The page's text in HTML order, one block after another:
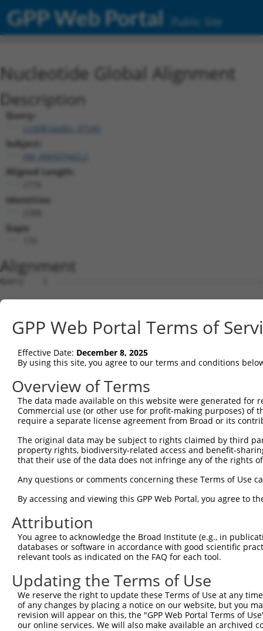
GPP Web Portal Public Site
Nucleotide Global Alignment
Description
Query:
ccsbBroadEn_07245
Subject:
XM_006507443.2
Aligned Length:
Identities:
Gaps:
Alignment
Query    1  --------------------------------------------------------------------------  0
                                                                                      
Sbjct    1  ATGTTGGAAAGTGTGAGGGACACAGGAGCGACCTGCATACCTGAGCCTCCGAGAGAGAAGCTGCACTCTGGCAT  74

Query    1  ----------------------------------ATGGCTTCTGATGCTAGTCATGCGCTGGAAGCTGCCCTGG  40
                                              |||.|||||||.|||||||||..|||||||||||||||||
Sbjct   75  CCAGCAGCAGGAGACTAAGCAGATAAAAGGAGCCATGACTTCTGACGCTAGTCATATGCTGGAAGCTGCCCTGG  148

Query   41  AGCAAATGGACGGGATCATTGCAGGCACTAAAACAGGTGCAGATCTTAGTGATGGTACTTGTGAGCCTGGACTG  114
            ||||.|||||||||||||||||||||||||||||||.|||||||.|||||||||||||.|||||||||||.|||
Sbjct  149  AGCAGATGGACGGGATCATTGCAGGCACTAAAACAGCTGCAGATTTTAGTGATGGTACCTGTGAGCCTGGGCTG  222

Query  115  GCTTCCCCGGCCTCCTACATGAACCCCTTCCCGGTGCTCCATCTCATCGAGGACTTGAGGCTGGCCTTGGAGAT  188
            .||.||||..||.|||.|.|||||.||.|.||.||||||||||||||.||||||.||||.||.|||||||||||
Sbjct  223  TCTCCCCCATCCACCTGCTTGAACTCCATGCCTGTGCTCCATCTCATTGAGGACCTGAGACTAGCCTTGGAGAT  296

Query  189  GCTGGAGCTTCCTCAGGAGAGAGCAGCCCTCCTGAGCCAGATCCCTGGCCCAACAGCTGCCTACATAAAGGAAT  262
            |.|||..|||||||||||.||||.||||||||||||||||.|||||||||||||||||.|||||||||||||.|
Sbjct  297  GTTGGCACTTCCTCAGGAAAGAGAAGCCCTCCTGAGCCAGGTCCCTGGCCCAACAGCTACCTACATAAAGGAGT  370

Query  263  GGTTTGAAGAGAGCTTGTCCCAGGTAAACCACCACAGTGCTGCTAGTAATGAAACCTACCAGGAACGCTTGGCA  336
            |||||||.||.|||||||||||||||||.||||||.||||||||||||||||||||||||||||||||.|||||
Sbjct  371  GGTTTGAGGACAGCTTGTCCCAGGTAAATCACCACGGTGCTGCTAGTAATGAAACCTACCAGGAACGCCTGGCA  444

Query  337  CGTCTAGAAGGGGATAAGGAGTCCCTCATATTGCAGGTGAGTGTCATCACAGACCAAGTAGAAGCCCAGGGAGA  410
            ||.||||||||.|||||.||||||||||||.|.||||||||.|||.|||||||.|||||.||||||||.|||||
Sbjct  445  CGGCTAGAAGGAGATAAAGAGTCCCTCATACTACAGGTGAGCGTCCTCACAGATCAAGTGGAAGCCCAAGGAGA  518

Query  411  AAAGATTCGAGACCTGGAAGTGTGTCTGGAAGGACACCAGGTGAAACTCAATGCTGCTGAAGAGATGCTTCAAC  484
            .||||||||.|||||.|||||||||||||||||.|||||||||||.|||||||||||.||||||||||||||.|
Sbjct  519  GAAGATTCGGGACCTTGAAGTGTGTCTGGAAGGCCACCAGGTGAAGCTCAATGCTGCAGAAGAGATGCTTCAGC  592

Query  485  AGGAGCTGCTAAGCCGCACATCTCTTGAGACCCAGAAGCTCGATCTGATGACTGAAGTGTCTGAGCTGAAGCTC  558
            |||||||||||||.|||||||||||.||||||||||||.|.||||||||||||||.||||||||||||||||||
Sbjct  593  AGGAGCTGCTAAGTCGCACATCTCTGGAGACCCAGAAGTTGGATCTGATGACTGAGGTGTCTGAGCTGAAGCTC  666

Query  559  AAGCTGGTTGGCATGGAGAAGGAGCAGAGAGAGCAGGAGGAGAAGCAGAGAAAAGCAGAGGAGTTACTGCAAGA  632
            |||||||||||.|||||.||.||.||||.|||.||.||.||.||.|||||||||||||||||||||||||||||
Sbjct  667  AAGCTGGTTGGTATGGAAAAAGAACAGAAAGAACAAGAAGAAAAACAGAGAAAAGCAGAGGAGTTACTGCAAGA  740

Query  633  GCTCAGGCACCTCAAAATCAAAGTGGAAGAGTTGGAAAATGAAAGGAATCAGTATGAATGGAAGCTAAAGGCCA  706
            |||.|.|||||||||||||||.|||||.|||.||||.||.||..||||.||||||||.|||.||||.|||||||
Sbjct  741  GCTTAAGCACCTCAAAATCAAGGTGGAGGAGCTGGAGAACGAGCGGAACCAGTATGAGTGGGAGCTGAAGGCCA  814

Query  707  CTAAGGCTGAAGTCGCCCAGCTGCAAGAACAGGTGGCCCTGAAAGATGCAGAAATTGAGCGTCTGCACAGCCAG  780
            |.||||||||.||.||||||||||||||||||||||||||.|||||||||||||||||||||||.|||||||||
Sbjct  815  CCAAGGCTGAGGTAGCCCAGCTGCAAGAACAGGTGGCCCTAAAAGATGCAGAAATTGAGCGTCTCCACAGCCAG  888

Query  781  CTCTCCCGGACAGCAGCTCTCCACAGTGAGAGTCACACAGAGAGAGACCAAGAAATTCAACGTCTGAAAATGGG  854
            ||||||||||..||||||||||||||.||   .||..|||||.||||.||||||||.||.||||||||||||||
Sbjct  889  CTCTCCCGGAGTGCAGCTCTCCACAGCGA---CCATGCAGAGCGAGATCAAGAAATCCACCGTCTGAAAATGGG  959

Query  855  GATGGAAACTTTGCTGCTTGCCAATGAAGATAAGGACCGTCGGATAGAGGAGCTTACGGGGCTGTTAAACCAGT  928
            |||||||||..|||||.||||||||||.||||||||||||||||||||||||||.||.||||||||.|||.|||
Sbjct  960  GATGGAAACACTGCTGGTTGCCAATGAGGATAAGGACCGTCGGATAGAGGAGCTGACAGGGCTGTTGAACAAGT  1033

Query  929  ACCGGAAGGTAAAGGAGATTGTGATGGTCACTCAAGGGCCTTCGGAGAGAACTCTCTCAATCAATGAAGAAGAA  1002
            |||..|.||||||||||||||||||||..|||||.||||||||.||.|||||.|||||.|||||||||||.|||
Sbjct 1034  ACCTAAGGGTAAAGGAGATTGTGATGGCAACTCAGGGGCCTTCAGAAAGAACCCTCTCCATCAATGAAGATGAA  1107

Query 1003  CCGGAGGGAGGTTTCAGCAAGTGGAACGCTACAAATAAGGACCCTGAAGAATTATTTAAACAAGAGATGCCTCC  1076
            ...||||||.|.|||.|.||.|||||..|.||||||||...|||.||.|||.|....||.||||||||..|.||
Sbjct 1108  ATAGAGGGAAGCTTCCGAAAATGGAATACCACAAATAAAAGCCCAGAGGAAGTCCCGAAGCAAGAGATATCACC  1181

Query 1077  AAGATGTAGCTCTCCTACAGTGGGGCCACCTCCATTGCCACAGAAATCACTGGAAACCAGGGCTCAGAAAAAGC  1150
            |.||||.||||||||.||....||.||||||||.||||||||||||||||||||.|.||||||||||||.||.|
Sbjct 1182  ACGATGCAGCTCTCCCACCCCAGGACCACCTCCTTTGCCACAGAAATCACTGGAGAGCAGGGCTCAGAAGAAAC  1255

Query 1151  TCTCTTGTAGTCTAGAAGACTTGAGAAGTGAATCTGTGGATAAGTGTATGGATGGGAACCAGCCCTTCCCGGTG  1224
            ||||.||.||||||||||||||||||.|||||||||.||||||||||.|.|||||||||||||..|.|||.|||
Sbjct 1256  TCTCCTGCAGTCTAGAAGACTTGAGACGTGAATCTGGGGATAAGTGTGTCGATGGGAACCAGCTGTCCCCAGTG  1329

Query 1225  TTAGAACCCAAGGACAGCCCTTTCTTGGCGGAGCACAAATATCCCACTTTACCTGGGAAGCTTTCAGGAGCCAC  1298
            ..|||.||||||||||||.|||||.|.||||||||.|||||.|||||.||||||||||||||||||||||||||
Sbjct 1330  GGAGAGCCCAAGGACAGCTCTTTCCTAGCGGAGCAGAAATACCCCACATTACCTGGGAAGCTTTCAGGAGCCAC  1403

Query 1299  GCCCAATGGAGAGGCTGCCAAATCTCCTCCCACCATCTG-------CCAGCCTGACGCCACGGGGAGCAGCCTG  1365
            .|||||||||||.|||||||||||||||||||    |||       ||||||||||.|..|.||||||||||.|
Sbjct 1404  ACCCAATGGAGAAGCTGCCAAATCTCCTCCCA----CTGCCTCCCTCCAGCCTGACTCTTCAGGGAGCAGCCAG  1473

Query 1366  CTGAGGCTGA---------------------------------GAGACACAGAAAGTGGCTGGGATGACACTGC  1406
            |..|.|||||                                 |||||||||||.|.||||||||.||.|..| 
Sbjct 1474  CCAAAGCTGAATCGCGGCTGGAGTGTCAGTGCTCCCGTATTAGGAGACACAGAAGGAGGCTGGGAAGATATAG-  1546

Query 1407  TGTGGTCAATGACCTCTCATCCACATCATCGGGCACTGAATCAGGTCCTCAGTCTCCTCTGACACCAGATGGTA  1480
                          |||||||..|.||.||.||.|||||.|||.|.|||||||||||..|||||||||||||.|
Sbjct 1547  --------------TCTCATCTGCTTCGTCTGGGACTGAGTCAAGCCCTCAGTCTCCCGTGACACCAGATGGCA  1606

Query 1481  AACGGAATCCCAAAGGCATTAAGAAGTTCTGGGGAAAAATCCGAAGAACTCAGTCAGGAAATTTCTACACTGAC  1554
            ||||||..|||||||||||||||||||||||||||||.|||||||||||||||||.|||||.|||.|.|||||.
Sbjct 1607
GPP Web Portal Terms of
Effective Date: December 8, 2025
By using this site, you agree to our terms and conditions
Overview of Terms
The data made available on this website were generated
Commercial use (or other use for profit-making purposes) of
require a separate license agreement from Broad or its
The original data may be subject to rights claimed by third
property rights, biodiversity-related access and benefit-
that their use of the data does not infringe any of the rights
Any questions or comments concerning these Terms of Use
By accessing and viewing this GPP Web Portal, you agree to
Attribution
You agree to acknowledge the Broad Institute (e.g., in
databases or software in accordance with good scientific
relevant tools as indicated on the FAQ for each tool.
Updating the Terms of Use
We reserve the right to update these Terms of Use at any
of any changes by placing a notice on our website, but you
revision will appear on this, the "GPP Web Portal Terms of
our online services. We will also make available an archived